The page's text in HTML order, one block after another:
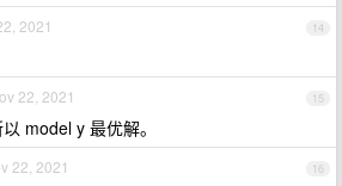
14
2021
15
22, 2021
model y 最优解。
16
22, 2021